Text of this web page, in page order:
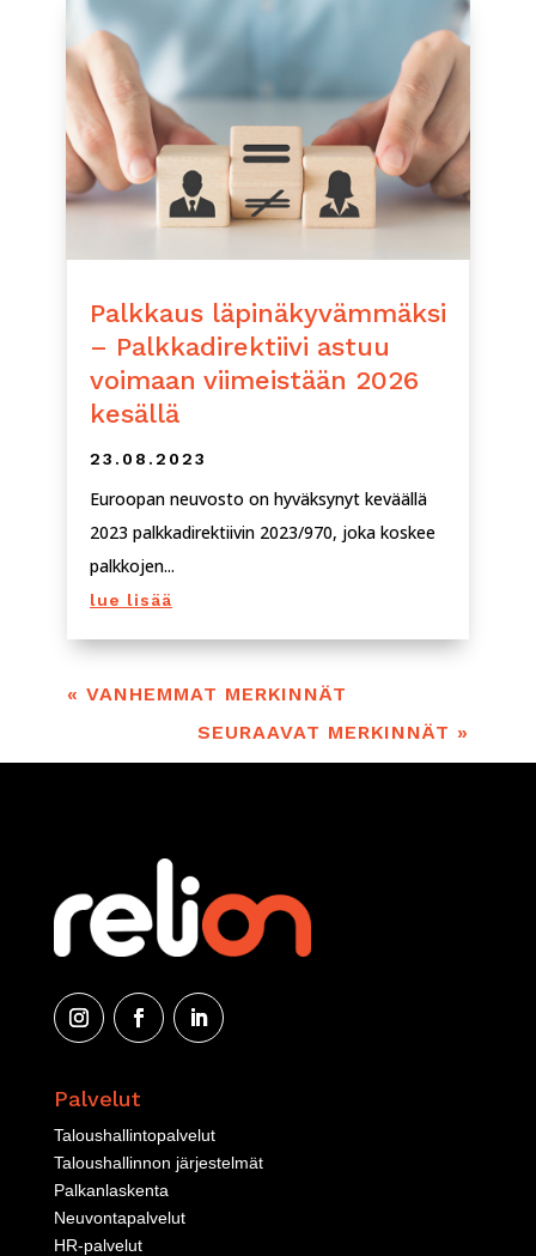
Palkkaus läpinäkyvämmäksi
– Palkkadirektiivi astuu
voimaan viimeistään 2026
kesällä
23.08.2023
Euroopan neuvosto on hyväksynyt keväällä
2023 palkkadirektiivin 2023/970, joka koskee
palkkojen...
lue lisää
« VANHEMMAT MERKINNÄT
SEURAAVAT MERKINNÄT »
Palvelut
Taloushallintopalvelut
Taloushallinnon järjestelmät
Palkanlaskenta
Neuvontapalvelut
HR-palvelut